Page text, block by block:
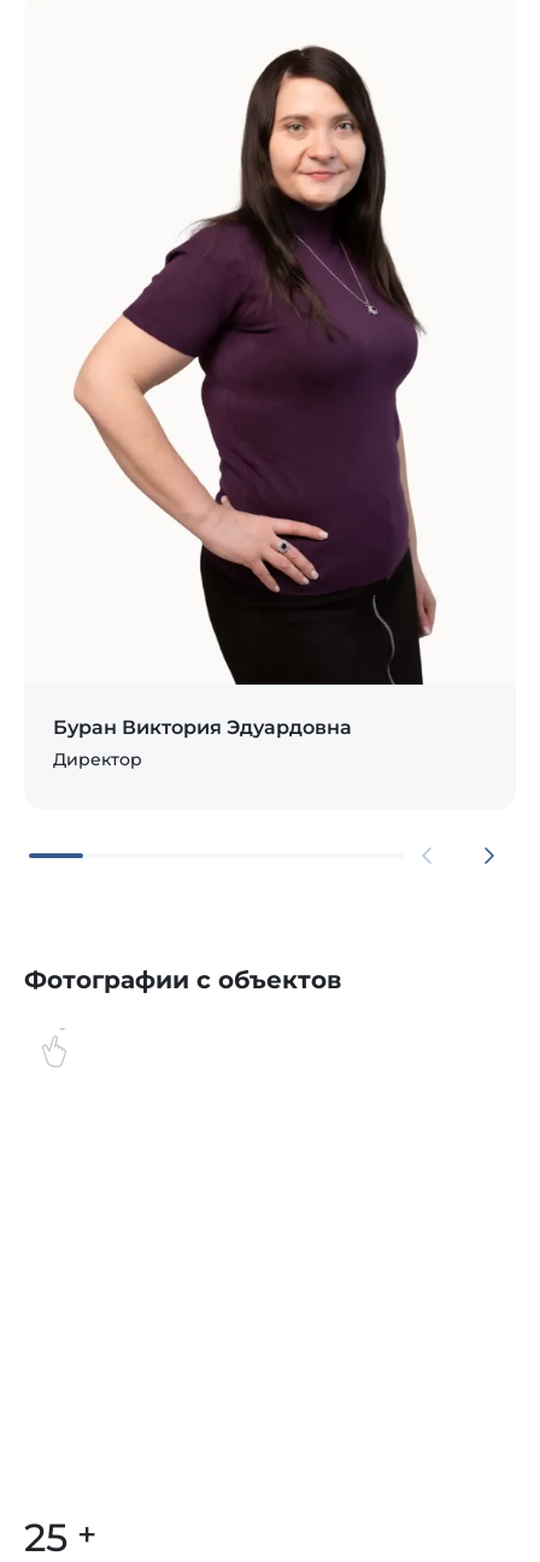
Буран Виктория Эдуардовна
Директор
Фотографии с объектов
25 +